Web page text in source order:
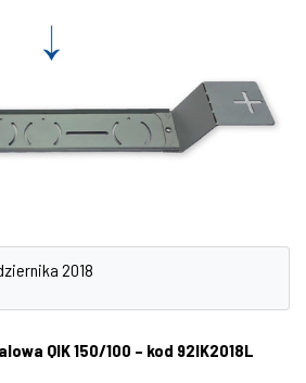
2018
QIK 150/100 – kod 92IK2018L